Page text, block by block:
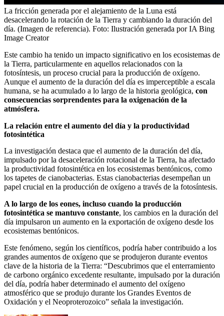
La fricción generada por el alejamiento de la Luna está
desacelerando la rotación de la Tierra y cambiando la duración del
día. (Imagen de referencia). Foto: Ilustración generada por IA Bing
Image Creator
Este cambio ha tenido un impacto significativo en los ecosistemas de
la Tierra, particularmente en aquellos relacionados con la
fotosíntesis, un proceso crucial para la producción de oxígeno.
Aunque el aumento de la duración del día es imperceptible a escala
humana, se ha acumulado a lo largo de la historia geológica, con
consecuencias sorprendentes para la oxigenación de la
atmósfera.
La relación entre el aumento del día y la productividad
fotosintética
La investigación destaca que el aumento de la duración del día,
impulsado por la desaceleración rotacional de la Tierra, ha afectado
la productividad fotosintética en los ecosistemas bentónicos, como
los tapetes de cianobacterias. Estas cianobacterias desempeñan un
papel crucial en la producción de oxígeno a través de la fotosíntesis.
A lo largo de los eones, incluso cuando la producción
fotosintética se mantuvo constante, los cambios en la duración del
día impulsaron un aumento en la exportación de oxígeno desde los
ecosistemas bentónicos.
Este fenómeno, según los científicos, podría haber contribuido a los
grandes aumentos de oxígeno que se produjeron durante eventos
clave de la historia de la Tierra: “Descubrimos que el enterramiento
de carbono orgánico excedente resultante, impulsado por la duración
del día, podría haber determinado el aumento del oxígeno
atmosférico que se produjo durante los Grandes Eventos de
Oxidación y el Neoproterozoico” señala la investigación.